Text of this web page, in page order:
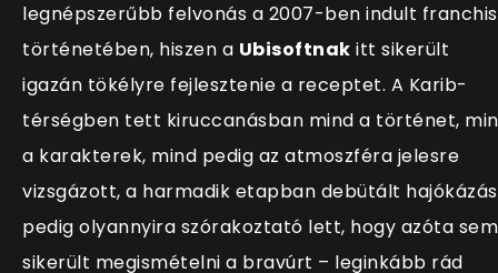
legnépszerűbb felvonás a 2007-ben indult
történetében, hiszen a Ubisoftnak itt sikerült
igazán tökélyre fejlesztenie a receptet. A Karib-
térségben tett kiruccanásban mind a történet,
a karakterek, mind pedig az atmoszféra jelesre
vizsgázott, a harmadik etapban debütált hajókázás
pedig olyannyira szórakoztató lett, hogy azóta sem
sikerült megismételni a bravúrt – leginkább rád